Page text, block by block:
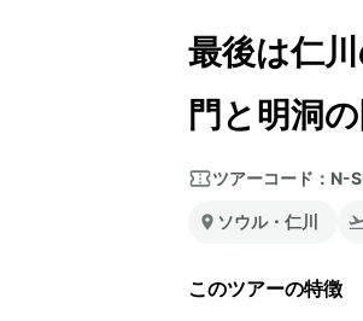
最後は仁
門と明洞
ツアーコード：
ソウル・仁川
このツアーの特徴